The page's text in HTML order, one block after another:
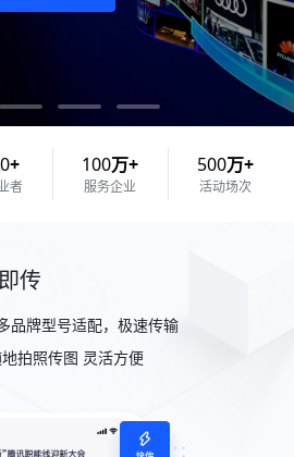
+
者
100万+
服务企业
500万+
活动场次
传
品牌型号适配，极速传输
拍照传图 灵活方便